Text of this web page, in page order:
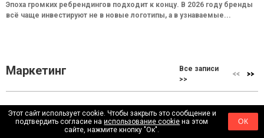
Эпоха громких ребрендингов подходит к концу. В 2026 году бренды
всё чаще инвестируют не в новые логотипы, а в узнаваемые...
Маркетинг
Все записи
>>
Этот сайт использует cookie. Чтобы закрыть это сообщение и
подтвердить согласие наиспользование cookie на этом
сайте, нажмите кнопку "Ок".
ОК